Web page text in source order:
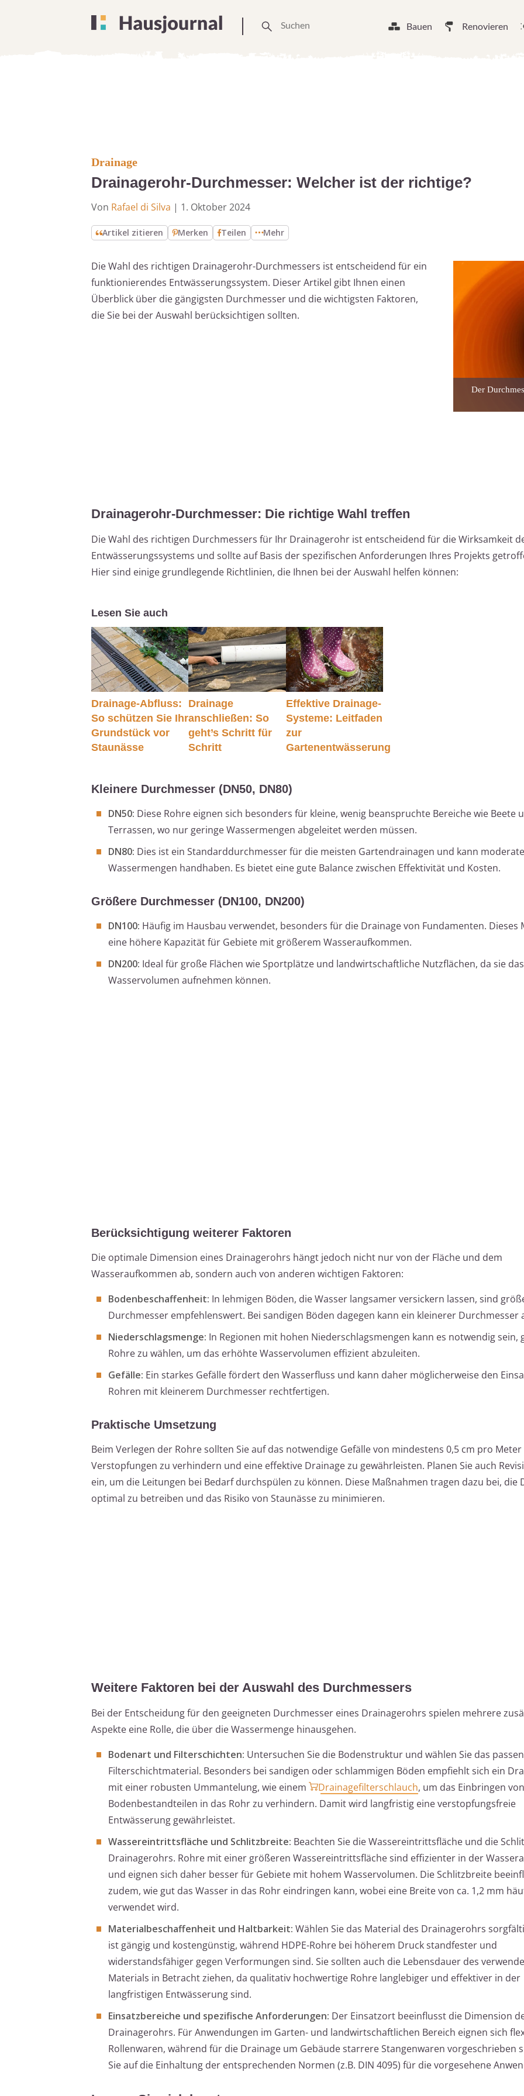
Bauen Renovieren
Drainage
Drainagerohr-Durchmesser: Welcher ist der richtige?
Von Rafael di Silva | 1. Oktober 2024
Artikel zitieren Merken Teilen Mehr
Die Wahl des richtigen Drainagerohr-Durchmessers ist entscheidend für ein
funktionierendes Entwässerungssystem. Dieser Artikel gibt Ihnen einen
Überblick über die gängigsten Durchmesser und die wichtigsten Faktoren,
die Sie bei der Auswahl berücksichtigen sollten.
Der
Drainagerohr-Durchmesser: Die richtige Wahl treffen
Die Wahl des richtigen Durchmessers für Ihr Drainagerohr ist entscheidend für die Wirksamkeit
Entwässerungssystems und sollte auf Basis der spezifischen Anforderungen Ihres Projekts
Hier sind einige grundlegende Richtlinien, die Ihnen bei der Auswahl helfen können:
Lesen Sie auch
Drainage-Abfluss:
So schützen Sie Ihr
Grundstück vor
Staunässe
Drainage
anschließen: So
geht’s Schritt für
Schritt
Effektive Drainage-
Systeme: Leitfaden
zur
Gartenentwässerung
Kleinere Durchmesser (DN50, DN80)
DN50: Diese Rohre eignen sich besonders für kleine, wenig beanspruchte Bereiche wie Beete
Terrassen, wo nur geringe Wassermengen abgeleitet werden müssen.
DN80: Dies ist ein Standarddurchmesser für die meisten Gartendrainagen und kann moderate
Wassermengen handhaben. Es bietet eine gute Balance zwischen Effektivität und Kosten.
Größere Durchmesser (DN100, DN200)
DN100: Häufig im Hausbau verwendet, besonders für die Drainage von Fundamenten. Dieses
eine höhere Kapazität für Gebiete mit größerem Wasseraufkommen.
DN200: Ideal für große Flächen wie Sportplätze und landwirtschaftliche Nutzflächen, da sie
Wasservolumen aufnehmen können.
Berücksichtigung weiterer Faktoren
Die optimale Dimension eines Drainagerohrs hängt jedoch nicht nur von der Fläche und dem
Wasseraufkommen ab, sondern auch von anderen wichtigen Faktoren:
Bodenbeschaffenheit: In lehmigen Böden, die Wasser langsamer versickern lassen, sind
Durchmesser empfehlenswert. Bei sandigen Böden dagegen kann ein kleinerer Durchmesser
Niederschlagsmenge: In Regionen mit hohen Niederschlagsmengen kann es notwendig sein,
Rohre zu wählen, um das erhöhte Wasservolumen effizient abzuleiten.
Gefälle: Ein starkes Gefälle fördert den Wasserfluss und kann daher möglicherweise den
Rohren mit kleinerem Durchmesser rechtfertigen.
Praktische Umsetzung
Beim Verlegen der Rohre sollten Sie auf das notwendige Gefälle von mindestens 0,5 cm pro
Verstopfungen zu verhindern und eine effektive Drainage zu gewährleisten. Planen Sie auch
ein, um die Leitungen bei Bedarf durchspülen zu können. Diese Maßnahmen tragen dazu bei, die
optimal zu betreiben und das Risiko von Staunässe zu minimieren.
Weitere Faktoren bei der Auswahl des Durchmessers
Bei der Entscheidung für den geeigneten Durchmesser eines Drainagerohrs spielen mehrere
Aspekte eine Rolle, die über die Wassermenge hinausgehen.
Bodenart und Filterschichten: Untersuchen Sie die Bodenstruktur und wählen Sie das
Filterschichtmaterial. Besonders bei sandigen oder schlammigen Böden empfiehlt sich ein
mit einer robusten Ummantelung, wie einem
Drainagefilterschlauch, um das Einbringen von
Bodenbestandteilen in das Rohr zu verhindern. Damit wird langfristig eine verstopfungsfreie
Entwässerung gewährleistet.
Wassereintrittsfläche und Schlitzbreite: Beachten Sie die Wassereintrittsfläche und die
Drainagerohrs. Rohre mit einer größeren Wassereintrittsfläche sind effizienter in der
und eignen sich daher besser für Gebiete mit hohem Wasservolumen. Die Schlitzbreite
zudem, wie gut das Wasser in das Rohr eindringen kann, wobei eine Breite von ca. 1,2 mm
verwendet wird.
Materialbeschaffenheit und Haltbarkeit: Wählen Sie das Material des Drainagerohrs
ist gängig und kostengünstig, während HDPE-Rohre bei höherem Druck standfester und
widerstandsfähiger gegen Verformungen sind. Sie sollten auch die Lebensdauer des
Materials in Betracht ziehen, da qualitativ hochwertige Rohre langlebiger und effektiver in der
langfristigen Entwässerung sind.
Einsatzbereiche und spezifische Anforderungen: Der Einsatzort beeinflusst die Dimension
Drainagerohrs. Für Anwendungen im Garten- und landwirtschaftlichen Bereich eignen sich
Rollenwaren, während für die Drainage um Gebäude starrere Stangenwaren vorgeschrieben
Sie auf die Einhaltung der entsprechenden Normen (z.B. DIN 4095) für die vorgesehene